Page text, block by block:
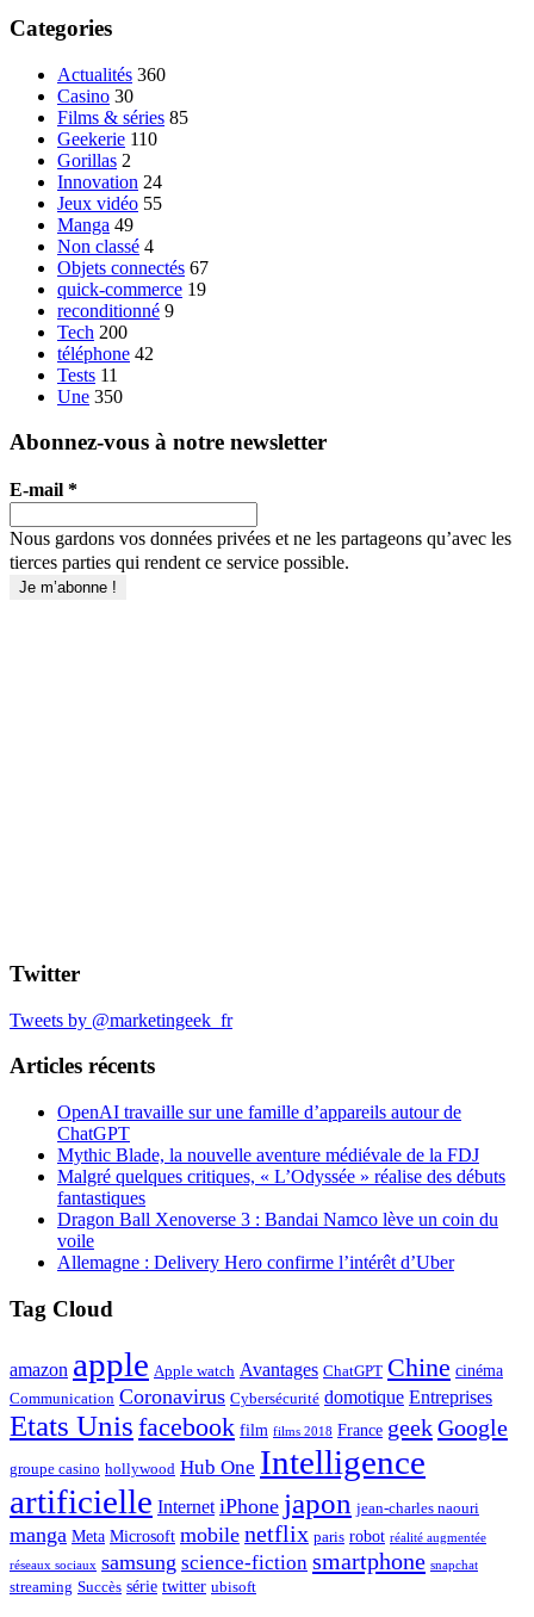
Categories
Actualités 360
Casino 30
Films & séries 85
Geekerie 110
Gorillas 2
Innovation 24
Jeux vidéo 55
Manga 49
Non classé 4
Objets connectés 67
quick-commerce 19
reconditionné 9
Tech 200
téléphone 42
Tests 11
Une 350
Abonnez-vous à notre newsletter
E-mail *
Nous gardons vos données privées et ne les partageons qu’avec les
tierces parties qui rendent ce service possible.
Twitter
Tweets by @marketingeek_fr
Articles récents
OpenAI travaille sur une famille d’appareils autour de
ChatGPT
Mythic Blade, la nouvelle aventure médiévale de la FDJ
Malgré quelques critiques, « L’Odyssée » réalise des débuts
fantastiques
Dragon Ball Xenoverse 3 : Bandai Namco lève un coin du
voile
Allemagne : Delivery Hero confirme l’intérêt d’Uber
Tag Cloud
amazon apple Apple watch Avantages ChatGPT Chine cinéma
Communication Coronavirus Cybersécurité domotique Entreprises
Etats Unis facebook film films 2018 France geekGoogle
groupe casino hollywood Hub One Intelligence
artificielle Internet iPhone japon jean-charles naouri
manga Meta Microsoft mobile netflix paris robot réalité augmentée
réseaux sociaux samsung science-fiction smartphone snapchat
streaming Succès série twitter ubisoft